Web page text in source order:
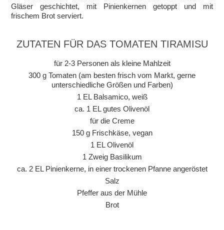
Gläser geschichtet, mit Pinienkernen getoppt und mit
frischem Brot serviert.
ZUTATEN FÜR DAS TOMATEN TIRAMISU
für 2-3 Personen als kleine Mahlzeit
300 g Tomaten (am besten frisch vom Markt, gerne
unterschiedliche Größen und Farben)
1 EL Balsamico, weiß
ca. 1 EL gutes Olivenöl
für die Creme
150 g Frischkäse, vegan
1 EL Olivenöl
1 Zweig Basilikum
ca. 2 EL Pinienkerne, in einer trockenen Pfanne angeröstet
Salz
Pfeffer aus der Mühle
Brot